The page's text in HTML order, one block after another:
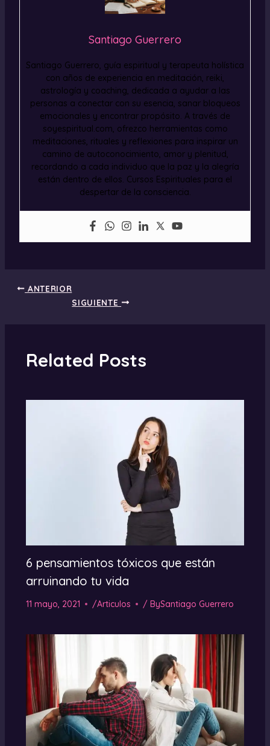
Santiago Guerrero
Santiago Guerrero, guía espiritual y terapeuta holística
con años de experiencia en meditación, reiki,
astrología y coaching, dedicada a ayudar a las
personas a conectar con su esencia, sanar bloqueos
emocionales y encontrar propósito. A través de
soyespiritual.com, ofrezco herramientas como
meditaciones, rituales y reflexiones para inspirar un
camino de autoconocimiento, amor y plenitud,
recordando a cada individuo que la paz y la alegría
están dentro de ellos. Cursos Espirituales para el
despertar de la consciencia.
ANTERIOR
SIGUIENTE
Related Posts
6 pensamientos tóxicos que están
arruinando tu vida
11 mayo, 2021 /Articulos / BySantiago Guerrero